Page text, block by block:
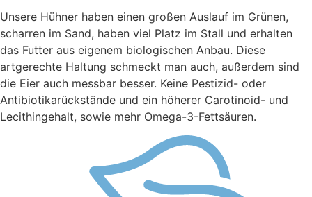
Unsere Hühner haben einen großen Auslauf im Grünen,
scharren im Sand, haben viel Platz im Stall und erhalten
das Futter aus eigenem biologischen Anbau. Diese
artgerechte Haltung schmeckt man auch, außerdem sind
die Eier auch messbar besser. Keine Pestizid- oder
Antibiotikarückstände und ein höherer Carotinoid- und
Lecithingehalt, sowie mehr Omega-3-Fettsäuren.